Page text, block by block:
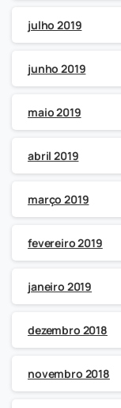
julho 2019
junho 2019
maio 2019
abril 2019
março 2019
fevereiro 2019
janeiro 2019
dezembro 2018
novembro 2018